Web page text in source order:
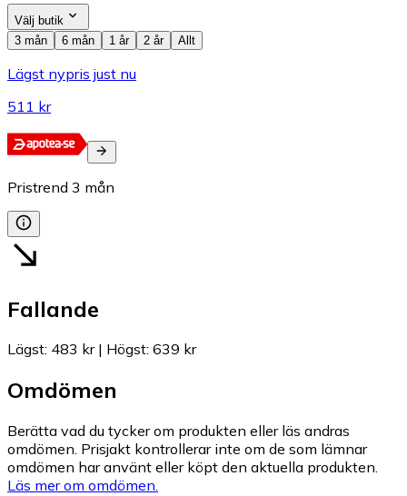
Välj butik
3 mån
6 mån 1 år 2 år Allt
Lägst nypris just nu
511 kr
Pristrend 3 mån
Fallande
Lägst: 483 kr| Högst: 639 kr
Omdömen
Berätta vad du tycker om produkten eller läs andras
omdömen. Prisjakt kontrollerar inte om de som lämnar
omdömen har använt eller köpt den aktuella produkten.
Läs mer om omdömen.